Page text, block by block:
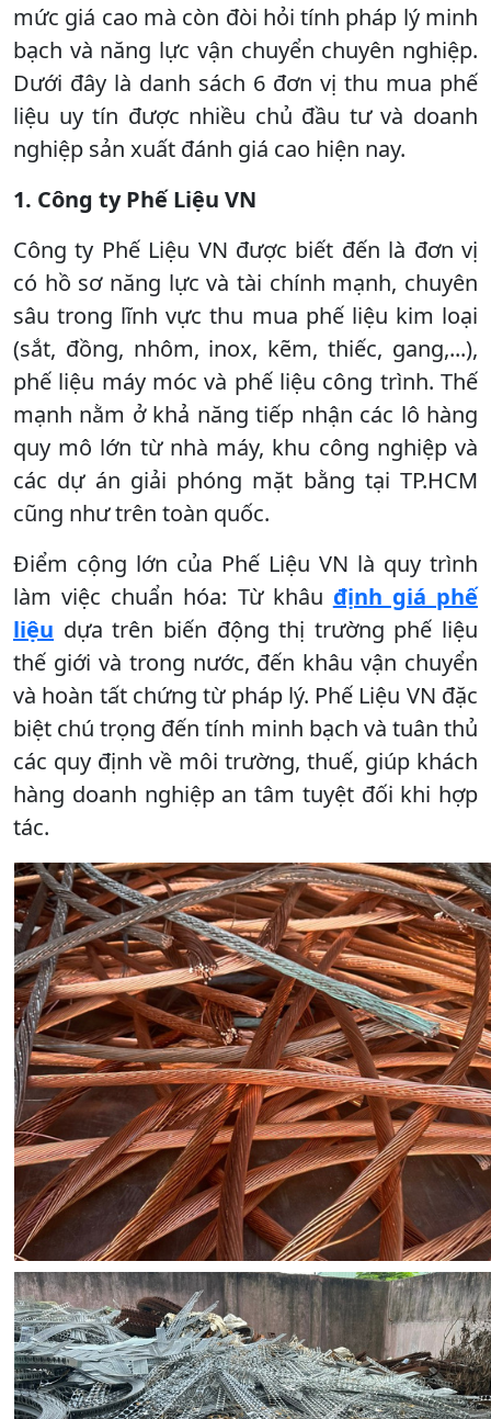
mức giá cao mà còn đòi hỏi tính pháp lý minh
bạch và năng lực vận chuyển chuyên nghiệp.
Dưới đây là danh sách 6 đơn vị thu mua phế
liệu uy tín được nhiều chủ đầu tư và doanh
nghiệp sản xuất đánh giá cao hiện nay.
1. Công ty Phế Liệu VN
Công ty Phế Liệu VN được biết đến là đơn vị
có hồ sơ năng lực và tài chính mạnh, chuyên
sâu trong lĩnh vực thu mua phế liệu kim loại
(sắt, đồng, nhôm, inox, kẽm, thiếc, gang,...),
phế liệu máy móc và phế liệu công trình. Thế
mạnh nằm ở khả năng tiếp nhận các lô hàng
quy mô lớn từ nhà máy, khu công nghiệp và
các dự án giải phóng mặt bằng tại TP.HCM
cũng như trên toàn quốc.
Điểm cộng lớn của Phế Liệu VN là quy trình
làm việc chuẩn hóa: Từ khâu định giá phế
liệu dựa trên biến động thị trường phế liệu
thế giới và trong nước, đến khâu vận chuyển
và hoàn tất chứng từ pháp lý. Phế Liệu VN đặc
biệt chú trọng đến tính minh bạch và tuân thủ
các quy định về môi trường, thuế, giúp khách
hàng doanh nghiệp an tâm tuyệt đối khi hợp
tác.